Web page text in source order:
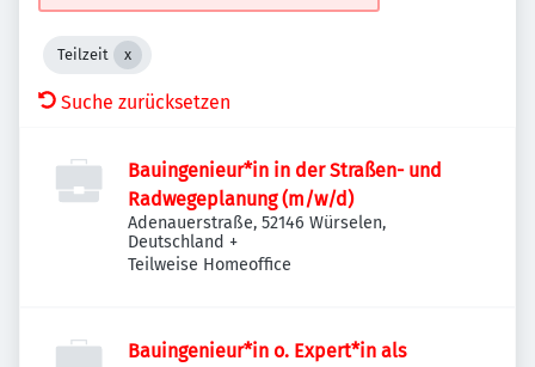
Teilzeit
Suche zurücksetzen
Bauingenieur*in in der Straßen- und
Radwegeplanung (m/w/d)
Adenauerstraße, 52146 Würselen,
Deutschland +
Teilweise Homeoffice
Bauingenieur*in o. Expert*in als